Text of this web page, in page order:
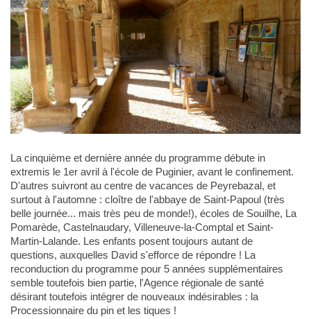
La cinquième et dernière année du programme débute in
extremis le 1er avril à l'école de Puginier, avant le confinement.
D'autres suivront au centre de vacances de Peyrebazal, et
surtout à l'automne : cloître de l'abbaye de Saint-Papoul (très
belle journée... mais très peu de monde!), écoles de Souilhe, La
Pomarède, Castelnaudary, Villeneuve-la-Comptal et Saint-
Martin-Lalande. Les enfants posent toujours autant de
questions, auxquelles David s'efforce de répondre ! La
reconduction du programme pour 5 années supplémentaires
semble toutefois bien partie, l'Agence régionale de santé
désirant toutefois intégrer de nouveaux indésirables : la
Processionnaire du pin et les tiques !